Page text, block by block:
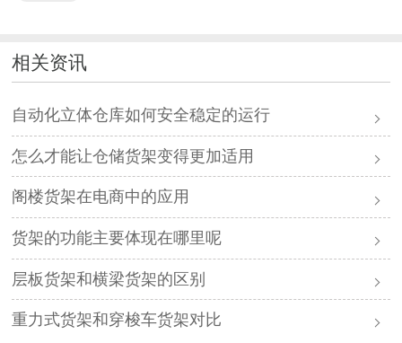
相关资讯
自动化立体仓库如何安全稳定的运行
怎么才能让仓储货架变得更加适用
阁楼货架在电商中的应用
货架的功能主要体现在哪里呢
层板货架和横梁货架的区别
重力式货架和穿梭车货架对比